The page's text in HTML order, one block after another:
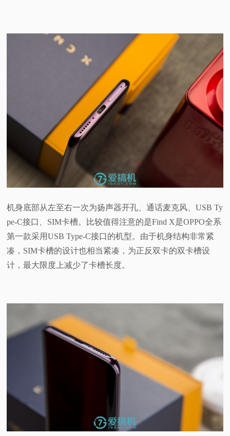
机身底部从左至右一次为扬声器开孔、通话麦克风、USB Ty
pe-C接口、SIM卡槽。比较值得注意的是Find X是OPPO全系
第一款采用USB Type-C接口的机型。由于机身结构非常紧
凑，SIM卡槽的设计也相当紧凑，为正反双卡的双卡槽设
计，最大限度上减少了卡槽长度。